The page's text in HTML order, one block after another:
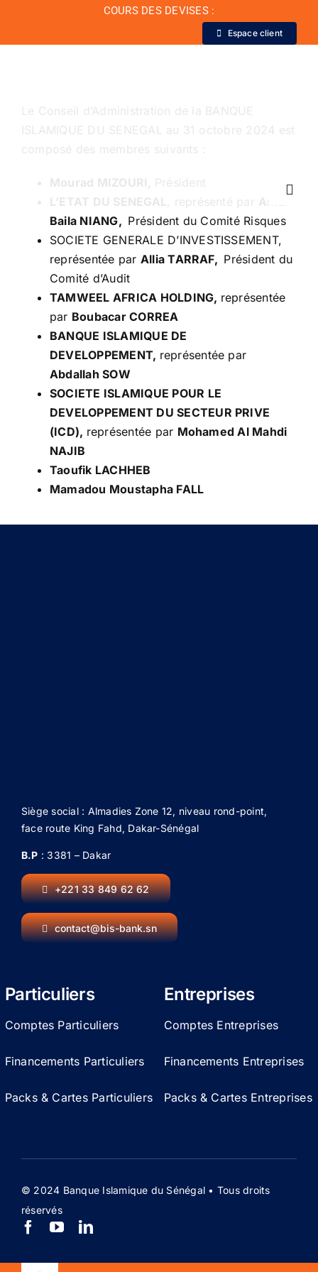
contenu
COURS DES DEVISES :
Espace client
La Banque
Actualité
Conseil de conformité
Particuliers
Diaspora
Entreprises
Carrière
Baila NIANG, Président du Comité Risques
SOCIETE GENERALE D’INVESTISSEMENT,
représentée par Allia TARRAF, Président du
Comité d’Audit
TAMWEEL AFRICA HOLDING, représentée
par Boubacar CORREA
BANQUE ISLAMIQUE DE
DEVELOPPEMENT, représentée par
Abdallah SOW
SOCIETE ISLAMIQUE POUR LE
DEVELOPPEMENT DU SECTEUR PRIVE
(ICD), représentée par Mohamed Al Mahdi
NAJIB
Taoufik LACHHEB
Mamadou Moustapha FALL
Siège social : Almadies Zone 12, niveau rond-point,
face route King Fahd, Dakar-Sénégal
B.P : 3381 – Dakar
+221 33 849 62 62
contact@bis-bank.sn
Particuliers
Comptes Particuliers
Financements Particuliers
Packs & Cartes Particuliers
Entreprises
Comptes Entreprises
Financements Entreprises
Packs & Cartes Entreprises
© 2024 Banque Islamique du Sénégal • Tous droits
réservés